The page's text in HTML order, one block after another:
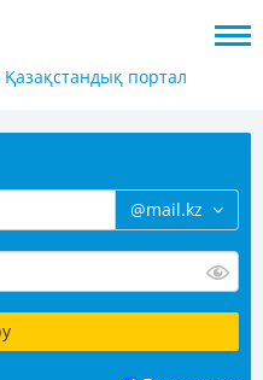
Қазақстандық портал
@mail.kz